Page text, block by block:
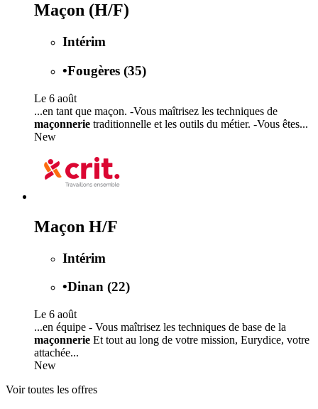
Maçon (H/F)
Intérim
•Fougères (35)
Le 6 août
...en tant que maçon. -Vous maîtrisez les techniques de
maçonnerie traditionnelle et les outils du métier. -Vous êtes...
New
Maçon H/F
Intérim
•Dinan (22)
Le 6 août
...en équipe - Vous maîtrisez les techniques de base de la
maçonnerie Et tout au long de votre mission, Eurydice, votre
attachée...
New
Voir toutes les offres